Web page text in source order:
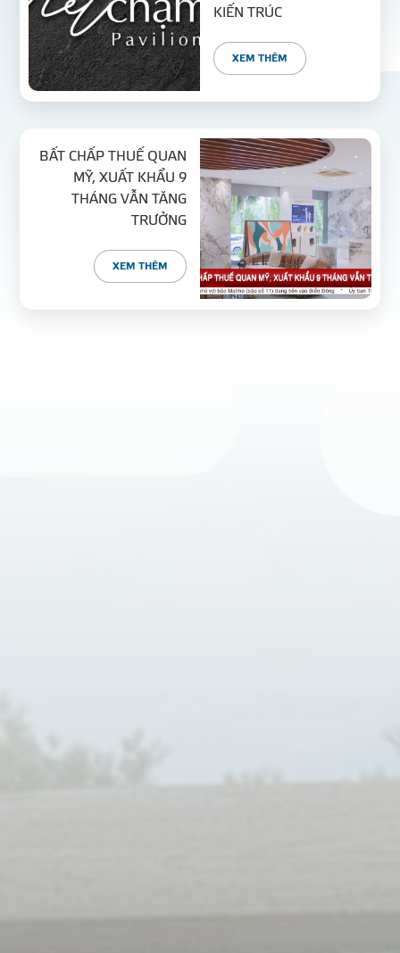
KIẾN TRÚC
XEM THÊM
BẤT CHẤP THUẾ QUAN
MỸ, XUẤT KHẨU 9
THÁNG VẪN TĂNG
TRƯỞNG
XEM THÊM